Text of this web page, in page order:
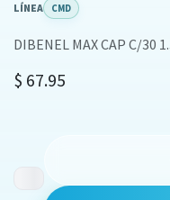
LÍNEA CMD
DIBENEL MAX CAP C/30
$ 67.95